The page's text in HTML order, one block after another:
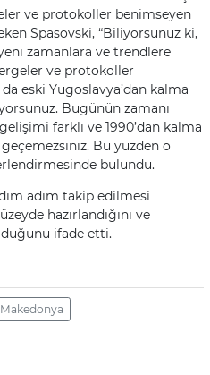
ve protokoller benimseyen
Spasovski, “Biliyorsunuz ki,
zamanlara ve trendlere
ve protokoller
eski Yugoslavya’dan kalma
Bugünün zamanı
farklı ve 1990’dan kalma
Bu yüzden o
bulundu.
adım takip edilmesi
hazırlandığını ve
ifade etti.